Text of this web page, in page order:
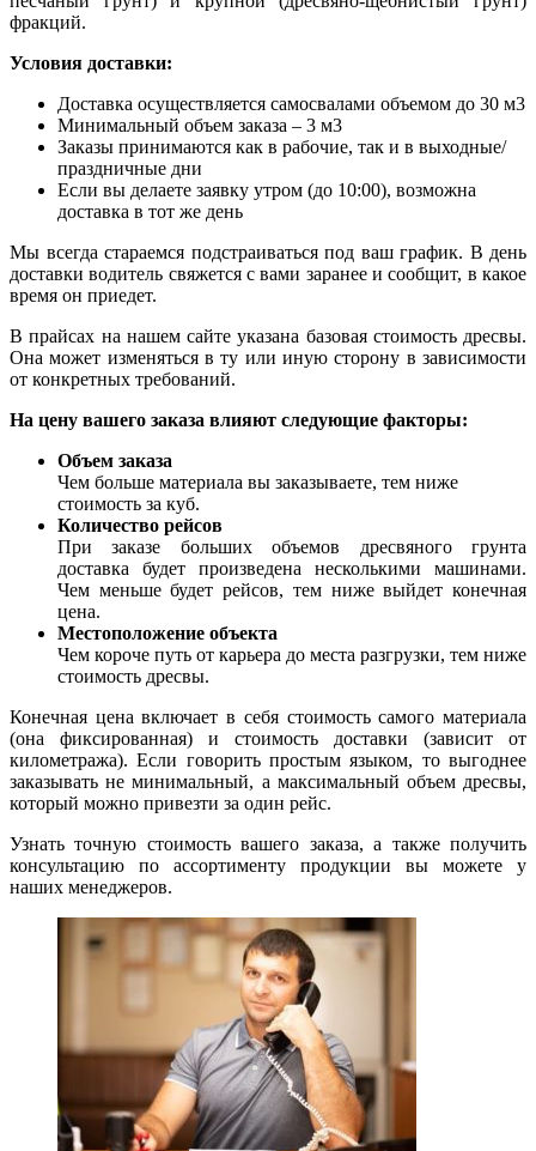
фракций.
Условия доставки:
Доставка осуществляется самосвалами объемом до 30 м3
Минимальный объем заказа – 3 м3
Заказы принимаются как в рабочие, так и в выходные/
праздничные дни
Если вы делаете заявку утром (до 10:00), возможна
доставка в тот же день
Мы всегда стараемся подстраиваться под ваш график. В день
доставки водитель свяжется с вами заранее и сообщит, в какое
время он приедет.
В прайсах на нашем сайте указана базовая стоимость дресвы.
Она может изменяться в ту или иную сторону в зависимости
от конкретных требований.
На цену вашего заказа влияют следующие факторы:
Объем заказа
Чем больше материала вы заказываете, тем ниже
стоимость за куб.
Количество рейсов
При заказе больших объемов дресвяного грунта
доставка будет произведена несколькими машинами.
Чем меньше будет рейсов, тем ниже выйдет конечная
цена.
Местоположение объекта
Чем короче путь от карьера до места разгрузки, тем ниже
стоимость дресвы.
Конечная цена включает в себя стоимость самого материала
(она фиксированная) и стоимость доставки (зависит от
километража). Если говорить простым языком, то выгоднее
заказывать не минимальный, а максимальный объем дресвы,
который можно привезти за один рейс.
Узнать точную стоимость вашего заказа, а также получить
консультацию по ассортименту продукции вы можете у
наших менеджеров.